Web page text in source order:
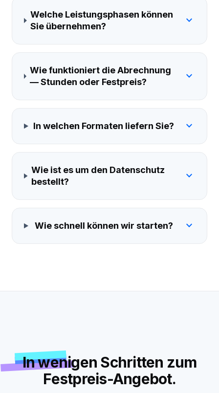
Welche Leistungsphasen können
Sie übernehmen?
expand_more
Wie funktioniert die Abrechnung
— Stunden oder Festpreis?
expand_more
In welchen Formaten liefern Sie? expand_more
Wie ist es um den Datenschutz
bestellt?
expand_more
Wie schnell können wir starten? expand_more
In wenigen Schritten zum
Festpreis-Angebot.